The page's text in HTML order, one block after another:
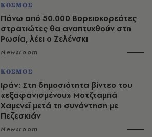
ΚΟΣΜΟΣ
Πάνω από 50.000 Βορειοκορεάτες
στρατιώτες θα αναπτυχθούν στη
Ρωσία, λέει ο Ζελένσκι
Newsroom
ΚΟΣΜΟΣ
Ιράν: Στη δημοσιότητα βίντεο του
«εξαφανισμένου» Μοτζταμπά
Χαμενεΐ μετά τη συνάντηση με
Πεζεσκιάν
Newsroom